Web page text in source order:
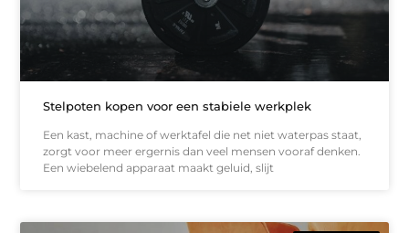
Stelpoten kopen voor een stabiele werkplek
Een kast, machine of werktafel die net niet waterpas staat,
zorgt voor meer ergernis dan veel mensen vooraf denken.
Een wiebelend apparaat maakt geluid, slijt